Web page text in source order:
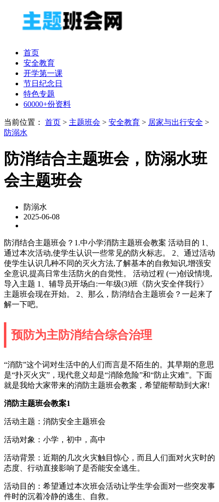
首页
安全教育
开学第一课
节日纪念日
特色专题
60000+份资料
当前位置： 首页 > 主题班会 > 安全教育 > 居家与出行安全 >
防溺水
防消结合主题班会，防溺水班
会主题班会
防溺水
2025-06-08
防消结合主题班会？1.中小学消防主题班会教案 活动目的 1、
通过本次活动,使学生认识一些常见的防火标志。 2、通过活动
使学生认识几种不同的灭火方法,了解基本的自救知识,增强安
全意识,提高日常生活防火的自觉性。 活动过程 (一)创设情境,
导入主题 1、辅导员开场白:一年级(3)班《防火安全伴我行》
主题班会现在开始。 2、那么，防消结合主题班会？一起来了
解一下吧。
预防为主防消结合综合治理
“消防”这个词对生活中的人们而言是不陌生的。其早期的意思
是“扑灭火灾”，现代意义却是“消除危险”和“防止灾难”。下面
就是我给大家带来的消防主题班会教案，希望能帮助到大家!
消防主题班会教案1
活动主题：消防安全主题班会
活动对象：小学，初中，高中
活动背景：近期的几次火灾触目惊心，而且人们面对火灾时的
态度、行动直接影响了是否能安全逃生。
活动目的：希望通过本次班会活动让学生学会面对一些突发事
件时的沉着冷静的逃生、自救。